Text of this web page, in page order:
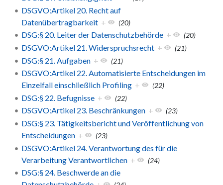
DSGVO:Artikel 20. Recht auf
Datenübertragbarkeit + (20)
DSG:§ 20. Leiter der Datenschutzbehörde + (20)
DSGVO:Artikel 21. Widerspruchsrecht + (21)
DSG:§ 21. Aufgaben + (21)
DSGVO:Artikel 22. Automatisierte Entscheidungen im
Einzelfall einschließlich Profiling + (22)
DSG:§ 22. Befugnisse + (22)
DSGVO:Artikel 23. Beschränkungen + (23)
DSG:§ 23. Tätigkeitsbericht und Veröffentlichung von
Entscheidungen + (23)
DSGVO:Artikel 24. Verantwortung des für die
Verarbeitung Verantwortlichen + (24)
DSG:§ 24. Beschwerde an die